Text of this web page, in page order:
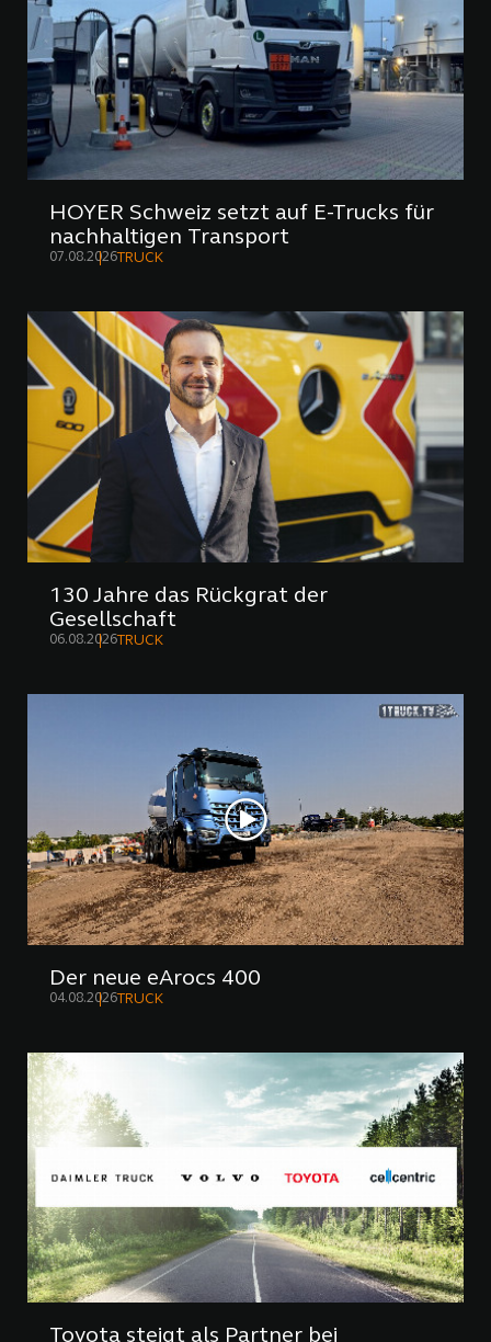
HOYER Schweiz setzt auf E-Trucks für
nachhaltigen Transport
07.08.2026TRUCK
130 Jahre das Rückgrat der
Gesellschaft
06.08.2026TRUCK
Der neue eArocs 400
04.08.2026TRUCK
Toyota steigt als Partner bei